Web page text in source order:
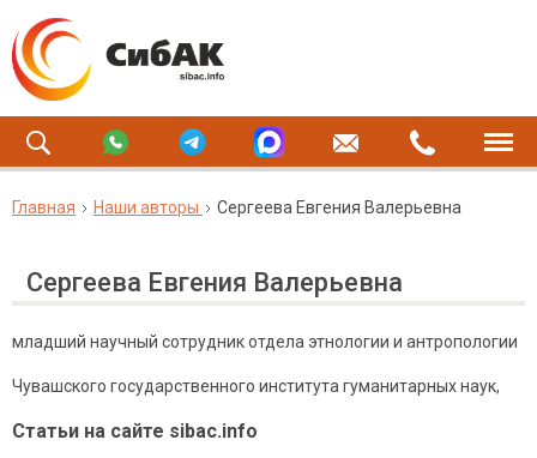
Главная Наши авторы Сергеева Евгения Валерьевна
Сергеева Евгения Валерьевна
младший научный сотрудник отдела этнологии и антропологии
Чувашского государственного института гуманитарных наук,
Статьи на сайте sibac.info